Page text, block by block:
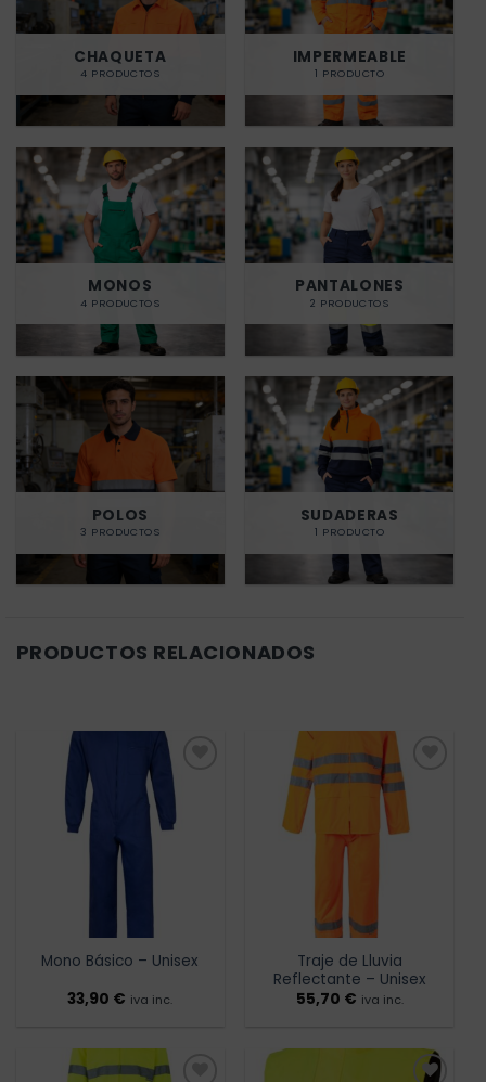
CHAQUETA
4 PRODUCTOS
IMPERMEABLE
1 PRODUCTO
MONOS
4 PRODUCTOS
PANTALONES
2 PRODUCTOS
POLOS
3 PRODUCTOS
SUDADERAS
1 PRODUCTO
PRODUCTOS RELACIONADOS
Añadir
deseos
Mono Básico – Unisex
33,90 € iva inc.
Añadir
lista de
deseos
Traje de Lluvia
Reflectante – Unisex
55,70 € iva inc.